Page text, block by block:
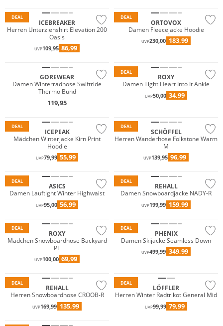
DEAL
ICEBREAKER
Herren Unterziehshirt Elevation 200
Oasis
UVP109,95 86,99
DEAL
ORTOVOX
Damen Fleecejacke Hoodie
UVP230,00 183,99
GOREWEAR
Damen Winterradhose Swiftride
Thermo Bund
119,95
DEAL
ROXY
Damen Tight Heart Into It Ankle
UVP50,00 34,99
DEAL
ICEPEAK
Mädchen Winterjacke Kirn Print
Hoodie
UVP79,99 55,99
DEAL
Große Größen
SCHÖFFEL
Herren Wanderhose Folkstone Warm
M
UVP139,95 96,99
DEAL
ASICS
Damen Lauftight Winter Highwaist
UVP95,00 56,99
DEAL
REHALL
Damen Snowboardjacke NADY-R
UVP199,99 159,99
DEAL
ROXY
Mädchen Snowboardhose Backyard
PT
UVP100,00 69,99
DEAL
Wasserfest
Premium
PHENIX
Damen Skijacke Seamless Down
UVP499,99 349,99
DEAL
REHALL
Herren Snowboardhose CROOB-R
UVP169,99 135,99
DEAL
LÖFFLER
Herren Winter Radtrikot General Mid
UVP99,99 79,99
Wasserfest